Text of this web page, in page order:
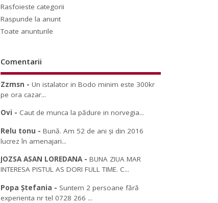
Rasfoieste categorii
Raspunde la anunt
Toate anunturile
Comentarii
Zzmsn -Un istalator in Bodo minim este 300kr
pe ora cazar...
Ovi - Caut de munca la pădure in norvegia...
Relu tonu -Bună. Am 52 de ani și din 2016
lucrez în amenajari...
JOZSA ASAN LOREDANA-BUNA ZIUA MAR
INTERESA PISTUL AS DORI FULL TIME. C...
Popa Ștefania - Suntem 2 persoane fără
experienta nr tel 0728 266 ...